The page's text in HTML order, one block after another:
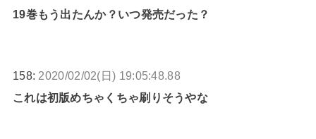
19巻もう出たんか？いつ発売だった？
158: 2020/02/02(日) 19:05:48.88
これは初版めちゃくちゃ刷りそうやな